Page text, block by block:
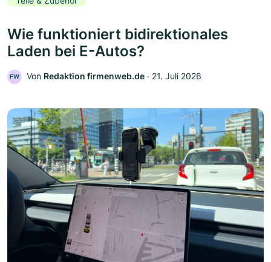
Wie funktioniert bidirektionales
Laden bei E-Autos?
FW Von Redaktion firmenweb.de ‧ 21. Juli 2026